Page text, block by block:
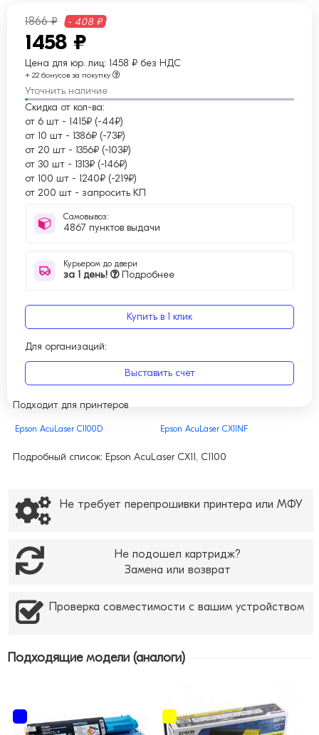
1866 ₽ - 408 ₽
1458 ₽
Цена для юр. лиц: 1458 ₽ без НДС
+ 22 бонусов за покупку
Уточнить наличие
Скидка от кол-ва:
от 6 шт - 1415₽ (-44₽)
от 10 шт - 1386₽ (-73₽)
от 20 шт - 1356₽ (-103₽)
от 30 шт - 1313₽ (-146₽)
от 100 шт - 1240₽ (-219₽)
от 200 шт - запросить КП
Самовывоз:
4867 пунктов выдачи
Курьером до двери
за 1 день! Подробнее
Купить в 1 клик
Для организаций:
Выставить счет
Подходит для принтеров
Epson AcuLaser C1100D Epson AcuLaser CX11NF
Подробный список: Epson AcuLaser CX11, C1100
Не требует перепрошивки принтера или МФУ
Не подошел картридж?
Замена или возврат
Проверка совместимости с вашим устройством
Подходящие модели (аналоги)